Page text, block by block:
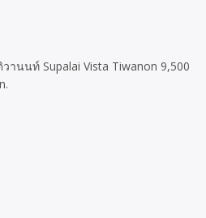
านนท์ Supalai Vista Tiwanon 9,500